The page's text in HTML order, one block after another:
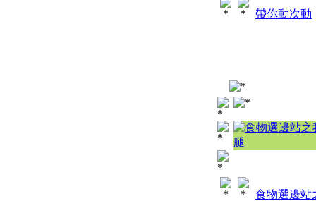
帶你動次動
食物選邊站